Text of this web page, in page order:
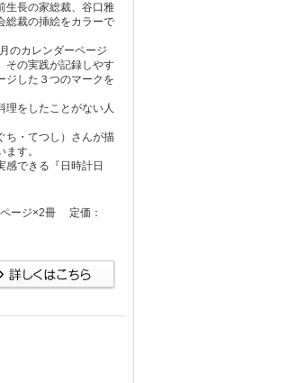
生長の家総裁、谷口雅
総裁の挿絵をカラーで
のカレンダーページ
その実践が記録しやす
ジした３つのマークを
をしたことがない人
ち・てつし）さんが描
す。
感できる『日時計日
ージ×2冊 定価：